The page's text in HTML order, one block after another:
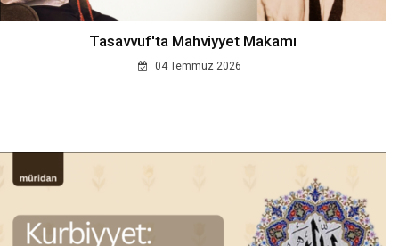
Tasavvuf'ta Mahviyyet Makamı
04 Temmuz 2026